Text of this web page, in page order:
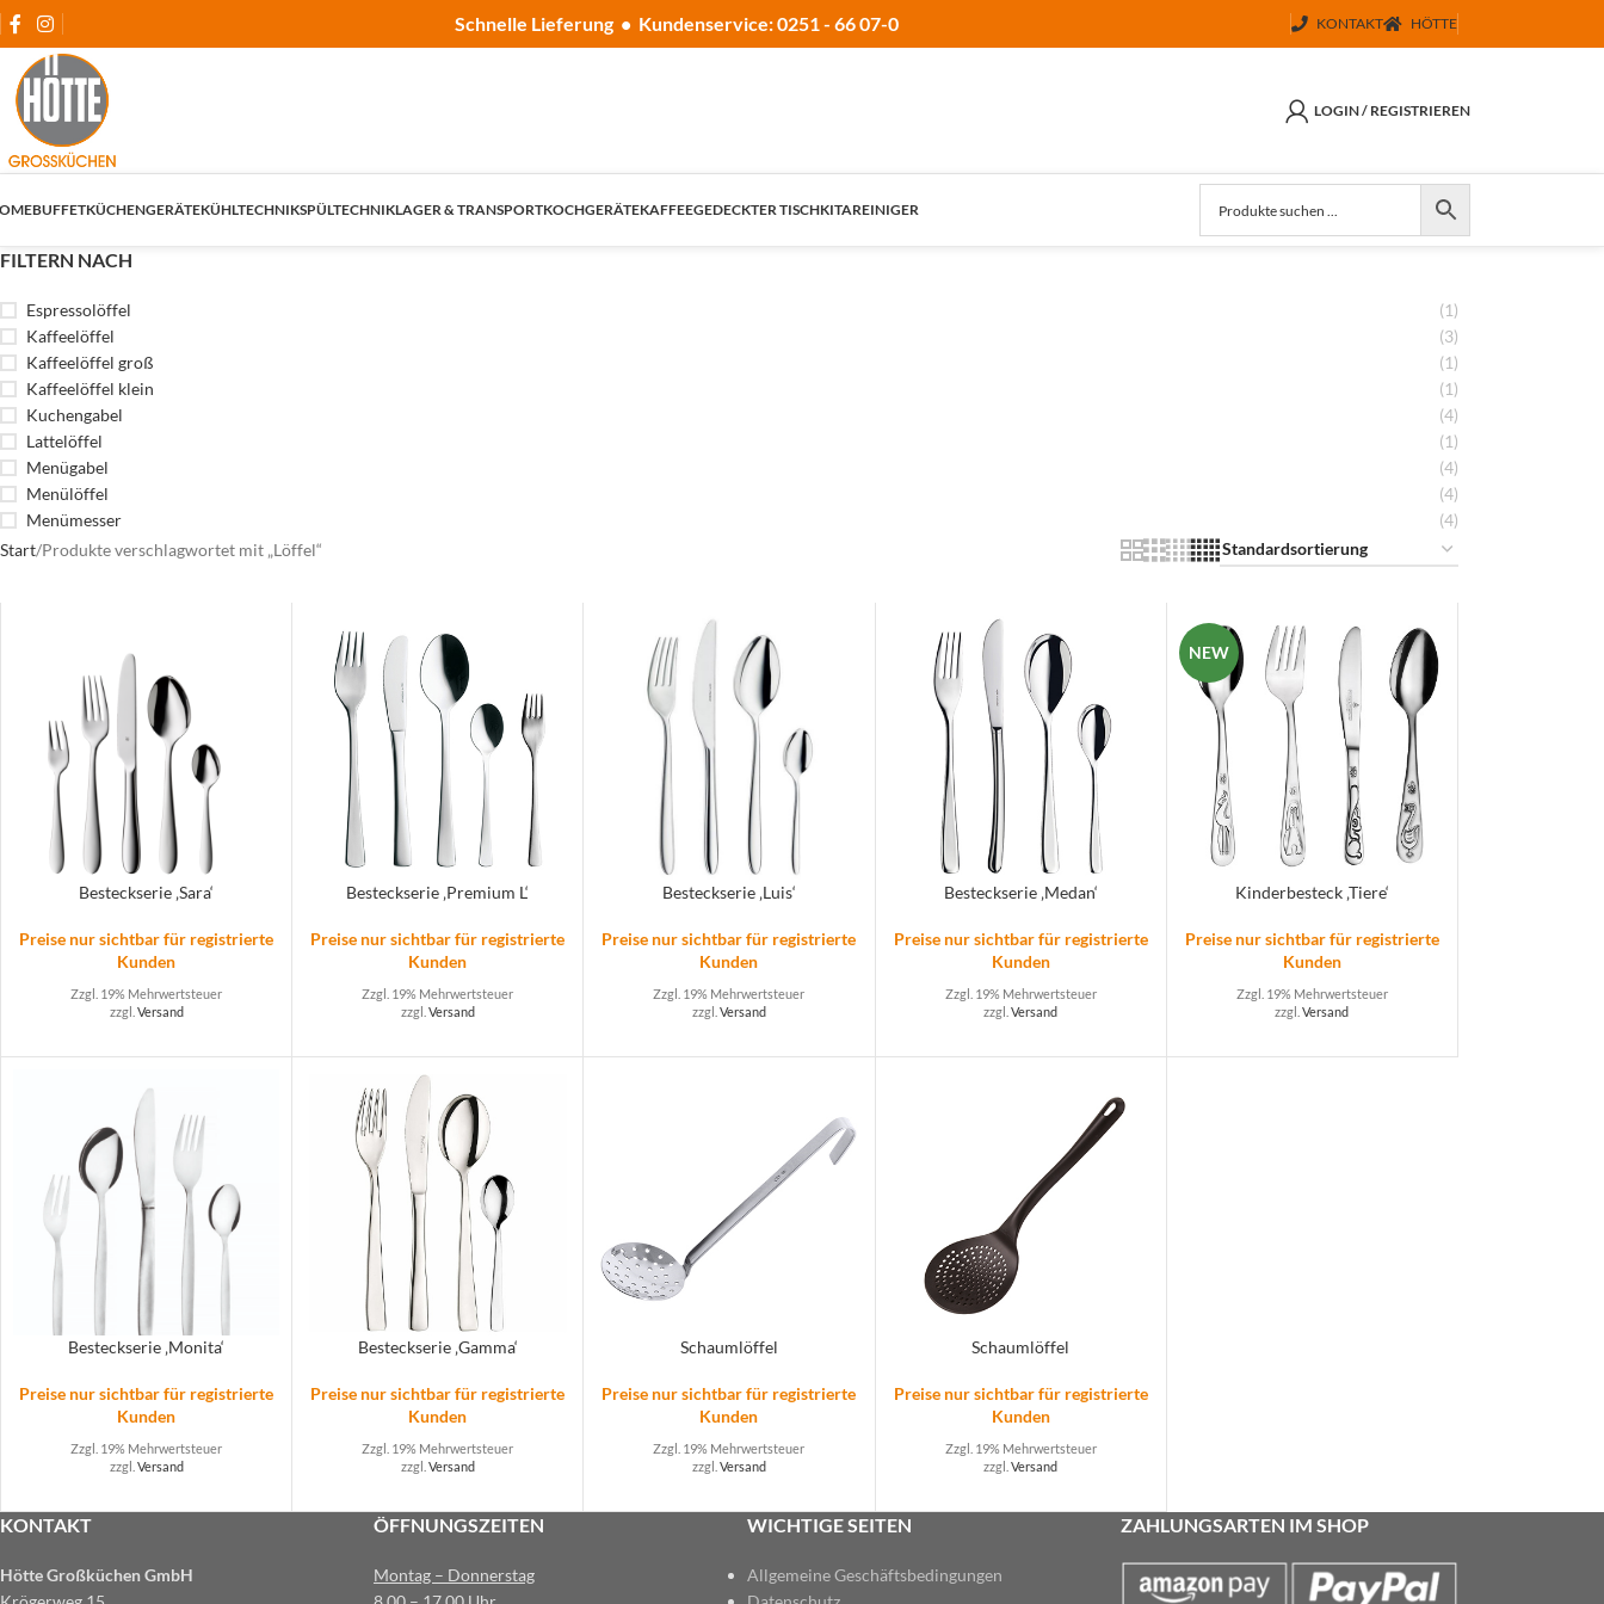
Schnelle Lieferung • Kundenservice: 0251 - 66 07-0 KONTAKT HÖTTE
LOGIN / REGISTRIEREN
BUFFETKÜCHENGERÄTEKÜHLTECHNIKSPÜLTECHNIKLAGER & TRANSPORTKOCHGERÄTEKAFFEEGEDECKTER TISCHKITAREINIGER
FILTERN NACH
Espressolöffel
(1)
Kaffeelöffel
(3)
Kaffeelöffel groß
(1)
Kaffeelöffel klein
(1)
Kuchengabel
(4)
Lattelöffel
(1)
Menügabel
(4)
Menülöffel
(4)
Menümesser
(4)
Start Produkte verschlagwortet mit „Löffel“
Besteckserie ‚Sara‘
Preise nur sichtbar für registrierte
Kunden
Zzgl. 19% Mehrwertsteuer
zzgl. Versand
Besteckserie ‚Premium L‘
Preise nur sichtbar für registrierte
Kunden
Zzgl. 19% Mehrwertsteuer
zzgl. Versand
Besteckserie ‚Luis‘
Preise nur sichtbar für registrierte
Kunden
Zzgl. 19% Mehrwertsteuer
zzgl. Versand
Besteckserie ‚Medan‘
Preise nur sichtbar für registrierte
Kunden
Zzgl. 19% Mehrwertsteuer
zzgl.Versand
NEW
Kinderbesteck ‚Tiere‘
Preise nur sichtbar für registrierte
Kunden
Zzgl. 19% Mehrwertsteuer
zzgl.Versand
Besteckserie ‚Monita‘
Preise nur sichtbar für registrierte
Kunden
Zzgl. 19% Mehrwertsteuer
zzgl. Versand
Besteckserie ‚Gamma‘
Preise nur sichtbar für registrierte
Kunden
Zzgl. 19% Mehrwertsteuer
zzgl. Versand
Schaumlöffel
Preise nur sichtbar für registrierte
Kunden
Zzgl. 19% Mehrwertsteuer
zzgl. Versand
Schaumlöffel
Preise nur sichtbar für registrierte
Kunden
Zzgl. 19% Mehrwertsteuer
zzgl.Versand
KONTAKT
Hötte Großküchen GmbH
ÖFFNUNGSZEITEN
Montag – Donnerstag
WICHTIGE SEITEN
Allgemeine Geschäftsbedingungen
ZAHLUNGSARTEN IM SHOP